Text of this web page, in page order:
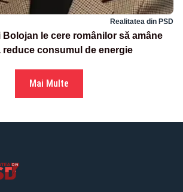
Realitatea din PSD
le cere românilor să amâne
consumul de energie
Mai Multe